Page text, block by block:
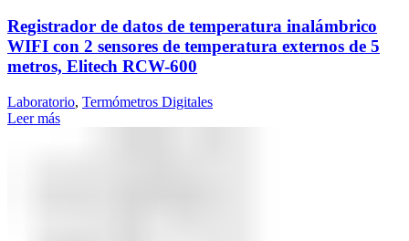
Registrador de datos de temperatura inalámbrico
WIFI con 2 sensores de temperatura externos de 5
metros, Elitech RCW-600
Laboratorio, Termómetros Digitales
Leer más